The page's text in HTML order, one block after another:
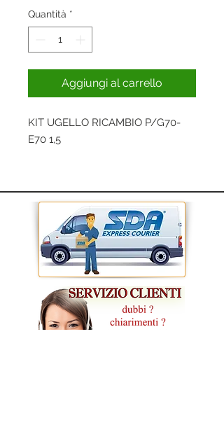
Quantità *
Aggiungi al carrello
KIT UGELLO RICAMBIO P/G70-
E70 1,5